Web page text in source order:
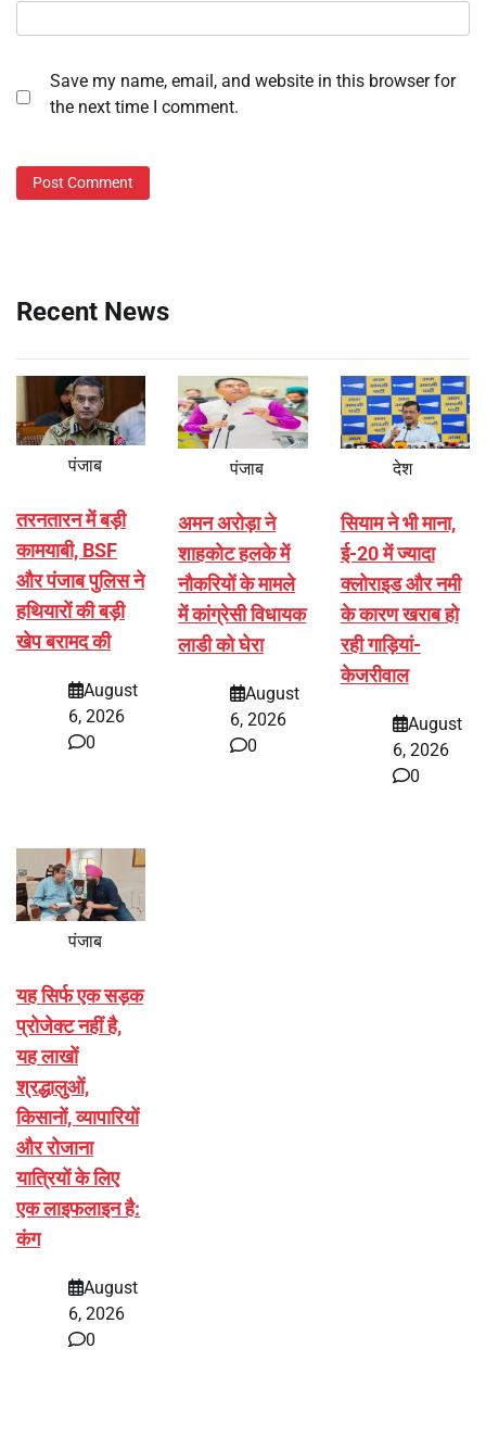
Save my name, email, and website in this browser for
the next time I comment.
Recent News
पंजाब
तरनतारन में बड़ी
कामयाबी, BSF
और पंजाब पुलिस ने
हथियारों की बड़ी
खेप बरामद की
August
6, 2026
0
पंजाब
अमन अरोड़ा ने
शाहकोट हलके में
नौकरियों के मामले
में कांग्रेसी विधायक
लाडी को घेरा
August
6, 2026
0
देश
सियाम ने भी माना,
ई-20 में ज्यादा
क्लोराइड और नमी
के कारण खराब हो
रही गाड़ियां-
केजरीवाल
August
6, 2026
0
पंजाब
यह सिर्फ एक सड़क
प्रोजेक्ट नहीं है,
यह लाखों
श्रद्धालुओं,
किसानों, व्यापारियों
और रोजाना
यात्रियों के लिए
एक लाइफलाइन है:
कंग
August
6, 2026
0